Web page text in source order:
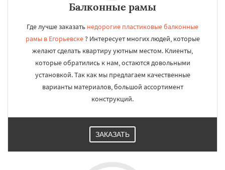
Балконные рамы
Где лучше заказать недорогие пластиковые балконные
рамы в Егорьевске? Интересует многих людей, которые
желают сделать квартиру уютным местом. Клиенты,
которые обратились к нам, остаются довольными
установкой. Так как мы предлагаем качественные
варианты материалов, большой ассортимент
конструкций.
ЗАКАЗАТЬ